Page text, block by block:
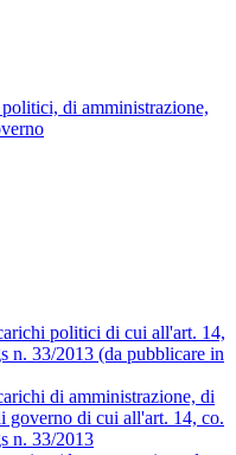
di amministrazione,
politici di cui all'art. 14,
n. 33/2013 (da pubblicare in
di amministrazione, di
governo di cui all'art. 14, co.
n. 33/2013